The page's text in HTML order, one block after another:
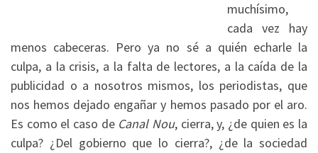
muchísimo,
cada vez hay
menos cabeceras. Pero ya no sé a quién echarle la
culpa, a la crisis, a la falta de lectores, a la caída de la
publicidad o a nosotros mismos, los periodistas, que
nos hemos dejado engañar y hemos pasado por el aro.
Es como el caso de Canal Nou, cierra, y, ¿de quien es la
culpa? ¿Del gobierno que lo cierra?, ¿de la sociedad